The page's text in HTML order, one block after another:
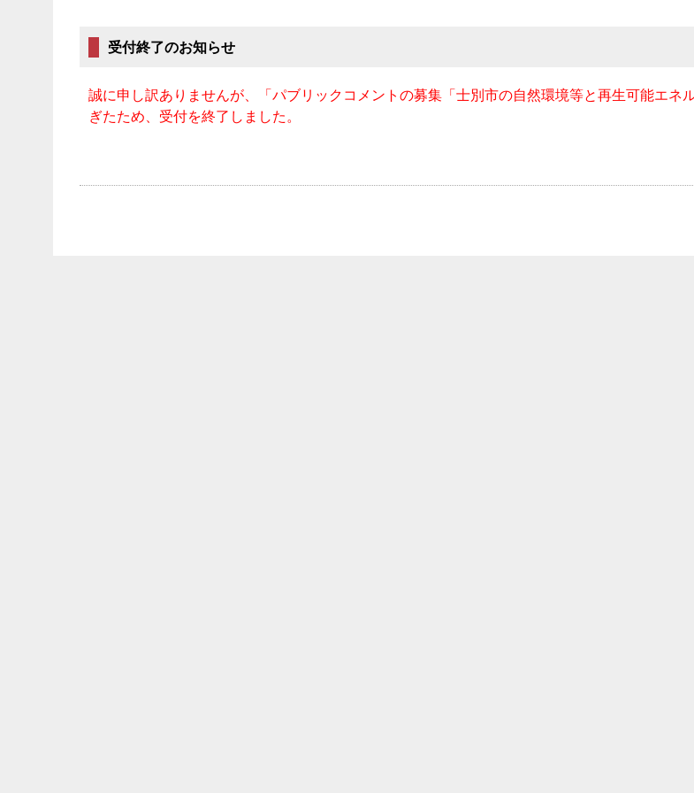
受付終了のお知らせ
誠に申し訳ありませんが、「パブリックコメントの募集「士別市の自然環境等と再生可能エネ
ぎたため、受付を終了しました。